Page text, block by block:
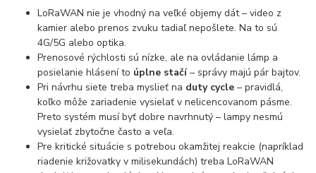
LoRaWAN nie je vhodný na veľké objemy dát – video z
kamier alebo prenos zvuku tadiaľ nepošlete. Na to sú
4G/5G alebo optika.
Prenosové rýchlosti sú nízke, ale na ovládanie lámp a
posielanie hlásení to úplne stačí– správy majú pár bajtov.
Pri návrhu siete treba myslieť na duty cycle – pravidlá,
koľko môže zariadenie vysielať v nelicencovanom pásme.
Preto systém musí byť dobre navrhnutý – lampy nesmú
vysielať zbytočne často a veľa.
Pre kritické situácie s potrebou okamžitej reakcie (napríklad
riadenie križovatky v milisekundách) treba LoRaWAN